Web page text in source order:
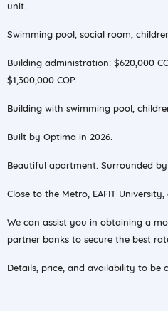
unit.
Swimming pool, social room,
Building administration: $620,000
$1,300,000 COP.
Building with swimming pool,
Built by Optima in 2026.
Beautiful apartment. Surrounded
Close to the Metro, EAFIT
We can assist you in obtaining a
partner banks to secure the best
Details, price, and availability to be